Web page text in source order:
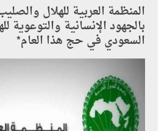
المنظمة العربية للهلال
بالجهود الإنسانية والتوعوية
السعودي في حج هذا العام*